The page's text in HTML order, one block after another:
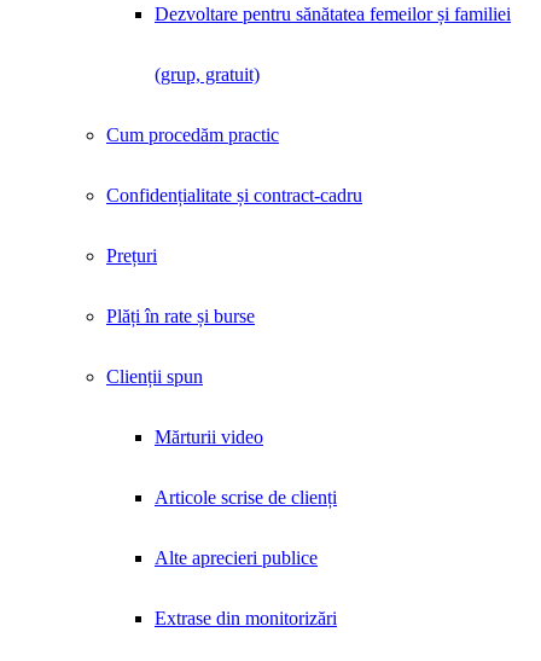
Dezvoltare pentru sănătatea femeilor și familiei
(grup, gratuit)
Cum procedăm practic
Confidențialitate și contract-cadru
Prețuri
Plăți în rate și burse
Clienții spun
Mărturii video
Articole scrise de clienți
Alte aprecieri publice
Extrase din monitorizări